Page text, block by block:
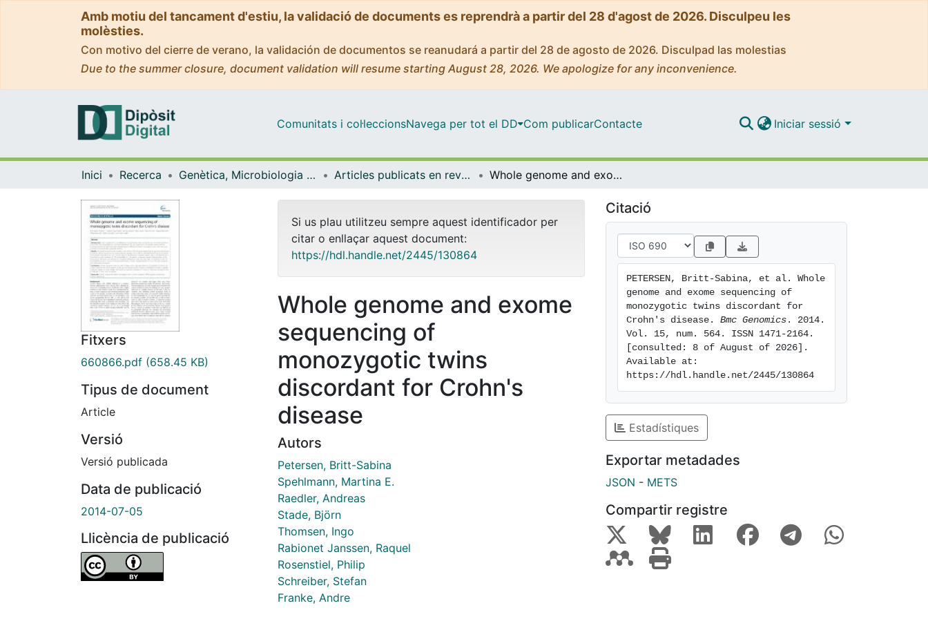
Amb motiu del tancament d'estiu, la validació de documents es reprendrà a partir del 28 d'agost de 2026. Disculpeu les
molèsties.
Con motivo del cierre de verano, la validación de documentos se reanudará a partir del 28 de agosto de 2026. Disculpad las molestias
Due to the summer closure, document validation will resume starting August 28, 2026. We apologize for any inconvenience.
Comunitats i col·leccionsNavega per tot el DD Com publicarContacte Iniciar sessió
Inici Recerca Genètica, Microbiologia i Estadística Articles publicats en revistes (Genètica, Microbiologia i Estadística) Whole genome and exome sequencing of monozygotic twins discordant for Crohn's disease
Fitxers
660866.pdf (658.45 KB)
Tipus de document
Article
Versió
Versió publicada
Data de publicació
2014-07-05
Llicència de publicació
Si us plau utilitzeu sempre aquest identificador per
citar o enllaçar aquest document:
https://hdl.handle.net/2445/130864
Whole genome and exome
sequencing of
monozygotic twins
discordant for Crohn's
disease
Autors
Petersen, Britt-Sabina
Spehlmann, Martina E.
Raedler, Andreas
Stade, Björn
Thomsen, Ingo
Rabionet Janssen, Raquel
Rosenstiel, Philip
Schreiber, Stefan
Franke, Andre
Citació
PETERSEN, Britt-Sabina, et al. Whole
genome and exome sequencing of
monozygotic twins discordant for
Crohn's disease. Bmc Genomics . 2014.
Vol. 15, num. 564. ISSN 1471-2164.
[consulted: 8 of August of 2026].
Available at:
https://hdl.handle.net/2445/130864
Estadístiques
Exportar metadades
JSON - METS
Compartir registre